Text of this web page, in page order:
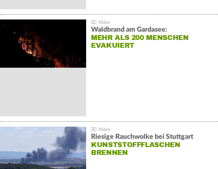
Waldbrand am Gardasee:
MEHR ALS 200 MENSCHEN
EVAKUIERT
Riesige Rauchwolke bei Stuttgart
KUNSTSTOFFFLASCHEN
BRENNEN